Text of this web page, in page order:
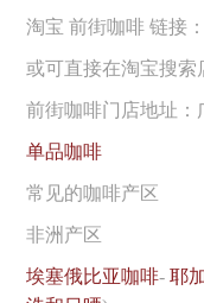
淘宝 前街咖啡 链接：
或可直接在淘宝搜索
前街咖啡门店地址：
单品咖啡
常见的咖啡产区
非洲产区
埃塞俄比亚咖啡-耶